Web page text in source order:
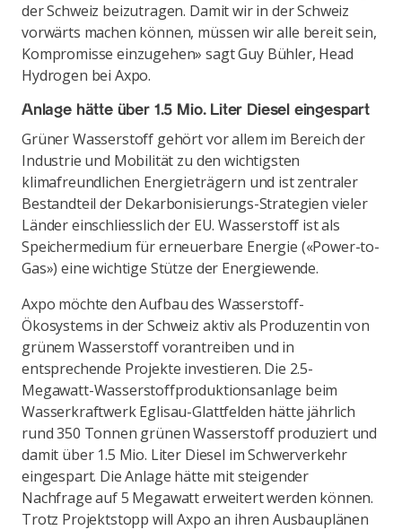
der Schweiz beizutragen. Damit wir in der Schweiz
vorwärts machen können, müssen wir alle bereit sein,
Kompromisse einzugehen» sagt Guy Bühler, Head
Hydrogen bei Axpo.
Anlage hätte über 1.5 Mio. Liter Diesel eingespart
Grüner Wasserstoff gehört vor allem im Bereich der
Industrie und Mobilität zu den wichtigsten
klimafreundlichen Energieträgern und ist zentraler
Bestandteil der Dekarbonisierungs-Strategien vieler
Länder einschliesslich der EU. Wasserstoff ist als
Speichermedium für erneuerbare Energie («Power-to-
Gas») eine wichtige Stütze der Energiewende.
Axpo möchte den Aufbau des Wasserstoff-
Ökosystems in der Schweiz aktiv als Produzentin von
grünem Wasserstoff vorantreiben und in
entsprechende Projekte investieren. Die 2.5-
Megawatt-Wasserstoffproduktionsanlage beim
Wasserkraftwerk Eglisau-Glattfelden hätte jährlich
rund 350 Tonnen grünen Wasserstoff produziert und
damit über 1.5 Mio. Liter Diesel im Schwerverkehr
eingespart. Die Anlage hätte mit steigender
Nachfrage auf 5 Megawatt erweitert werden können.
Trotz Projektstopp will Axpo an ihren Ausbauplänen